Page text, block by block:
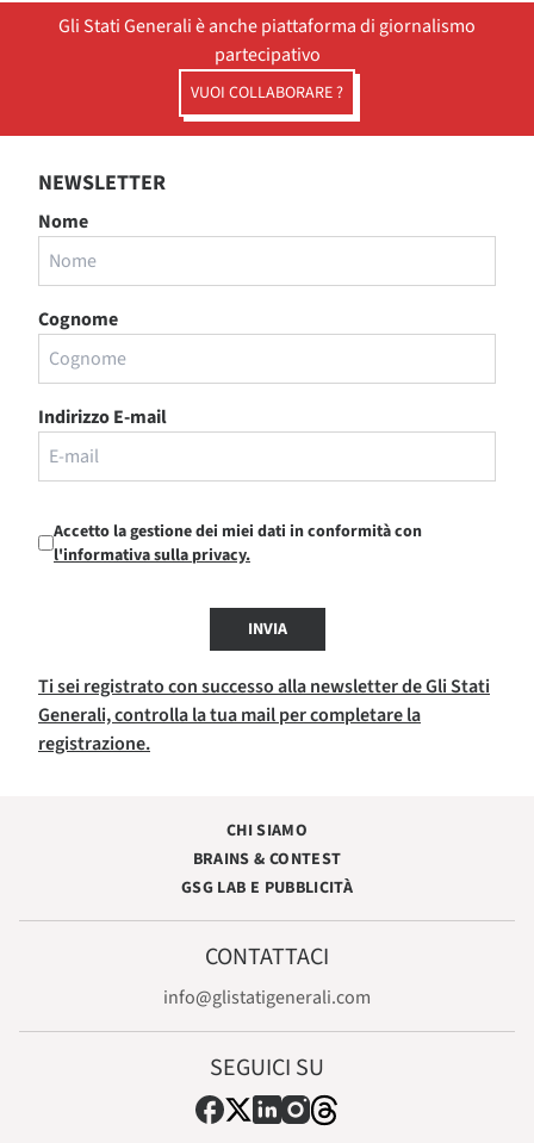
Gli Stati Generali è anche piattaforma di giornalismo
partecipativo
VUOI COLLABORARE ?
NEWSLETTER
Nome
Cognome
Indirizzo E-mail
Accetto la gestione dei miei dati in conformità con
l'informativa sulla privacy.
INVIA
Ti sei registrato con successo alla newsletter de Gli Stati
Generali, controlla la tua mail per completare la
registrazione.
CHI SIAMO
BRAINS & CONTEST
GSG LAB E PUBBLICITÀ
CONTATTACI
info@glistatigenerali.com
SEGUICI SU